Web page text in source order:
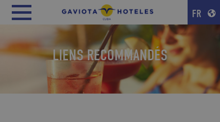
FR
LIENS RECOMMANDÉS